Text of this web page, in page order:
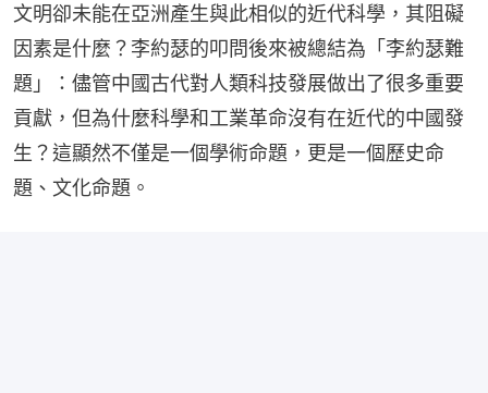
文明卻未能在亞洲產生與此相似的近代科學，其阻礙
因素是什麼？李約瑟的叩問後來被總結為「李約瑟難
題」：儘管中國古代對人類科技發展做出了很多重要
貢獻，但為什麼科學和工業革命沒有在近代的中國發
生？這顯然不僅是一個學術命題，更是一個歷史命
題、文化命題。